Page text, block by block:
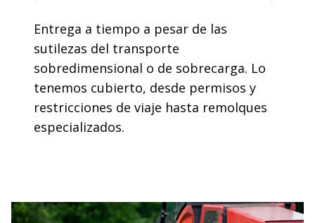
Entrega a tiempo a pesar de las
sutilezas del transporte
sobredimensional o de sobrecarga. Lo
tenemos cubierto, desde permisos y
restricciones de viaje hasta remolques
especializados.